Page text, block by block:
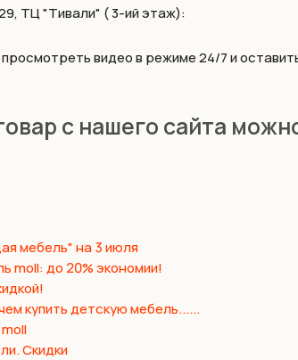
ТЦ "Тивали" ( 3-ий этаж):
видео в режиме 24/7 и
с нашего сайта
мебель" на 3 июля
moll: до 20% экономии!
купить детскую мебель......
Скидки